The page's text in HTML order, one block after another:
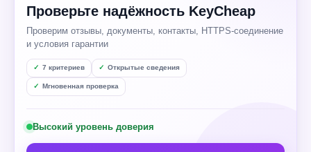
Проверьте надёжность KeyCheap
Проверим отзывы, документы, контакты, HTTPS-соединение
и условия гарантии
7 критериев Открытые сведения
Мгновенная проверка
Высокий уровень доверия